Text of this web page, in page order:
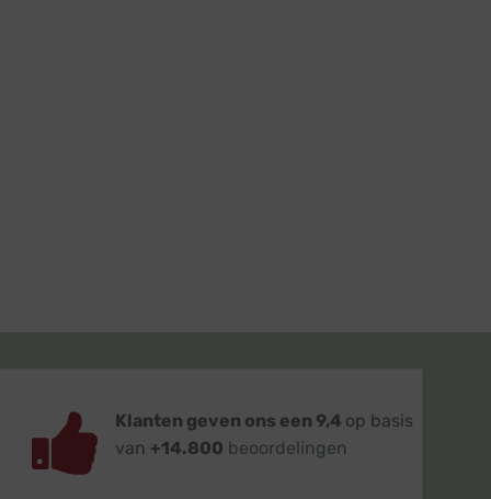
Klanten geven ons een 9,4 op basis
van +14.800 beoordelingen